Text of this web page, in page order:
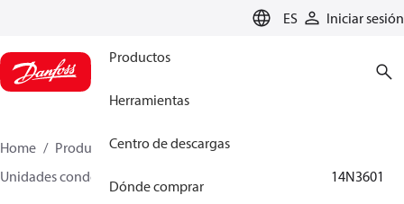
ES Iniciar sesión
Productos
Herramientas
Centro de descargas
Dónde comprar
Home Productos
Climate Solutions for cooling
Unidades condensadoras
114N3601